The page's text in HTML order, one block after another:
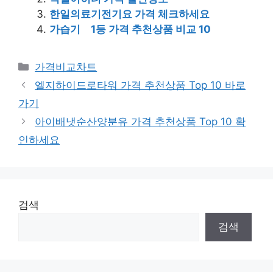
한일의료기전기요 가격 체크하세요
가습기 1등 가격 추천상품 비교 10
카
테
리
가격비교차트
엘지하이드로타워 가격 추천상품 Top 10 바로
가기
아이배냇순산양분유 가격 추천상품 Top 10 확
인하세요
검색
검색